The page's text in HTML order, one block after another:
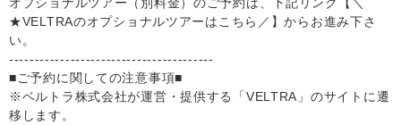
★VELTRAのオプショナルツアーはこちら／】からお進み下さ
い。
----------------------------------------
■ご予約に関しての注意事項■
※ベルトラ株式会社が運営・提供する「VELTRA」のサイトに遷
移します。